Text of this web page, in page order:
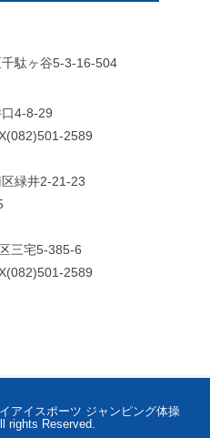
駄ヶ谷5-3-16-504
4-8-29
2589
緑井2-21-23
三宅5-385-6
2589
イスポーツ ジャンピング体操
rights Reserved.